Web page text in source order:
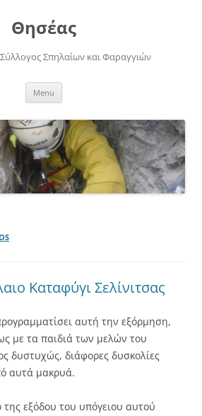
Θησέας
Σύλλογος Σπηλαίων και Φαραγγιών
Menu
Καταφύγι Σελίνιτσας
αυτή την εξόρμηση,
με τα παιδιά των μελών του
δυστυχώς, διάφορες δυσκολίες
αυτά μακρυά.
εξόδου του υπόγειου αυτού